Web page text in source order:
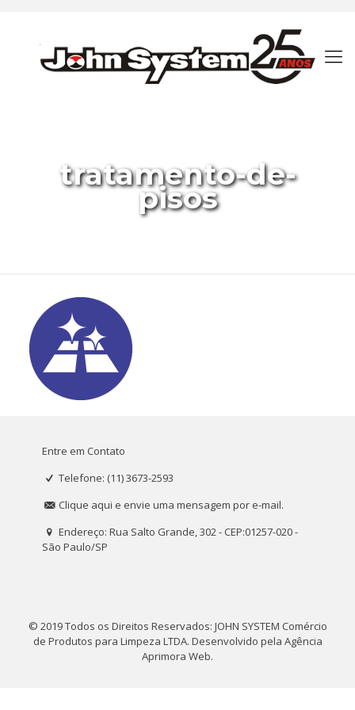
tratamento-de-
pisos
Entre em Contato
Telefone: (11) 3673-2593
Clique aqui e envie uma mensagem por e-mail.
Endereço: Rua Salto Grande, 302 - CEP:01257-020 -
São Paulo/SP
© 2019 Todos os Direitos Reservados: JOHN SYSTEM Comércio
de Produtos para Limpeza LTDA. Desenvolvido pela Agência
Aprimora Web.